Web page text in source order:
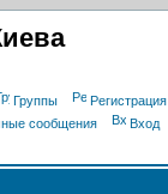
Группы
Регистрация
сообщения
Вход